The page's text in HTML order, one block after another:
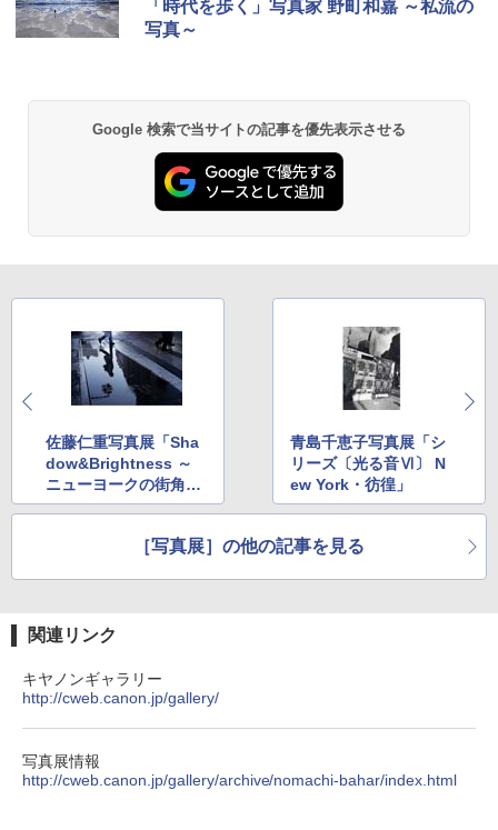
「時代を歩く」写真家 野町和嘉 ～私流の
写真～
Google 検索で当サイトの記事を優先表示させる
佐藤仁重写真展「Sha
dow&Brightness ～
ニューヨークの街角
～」
青島千恵子写真展「シ
リーズ〔光る音Ⅵ〕 N
ew York・彷徨」
［写真展］の他の記事を見る
関連リンク
キヤノンギャラリー
http://cweb.canon.jp/gallery/
写真展情報
http://cweb.canon.jp/gallery/archive/nomachi-bahar/index.html